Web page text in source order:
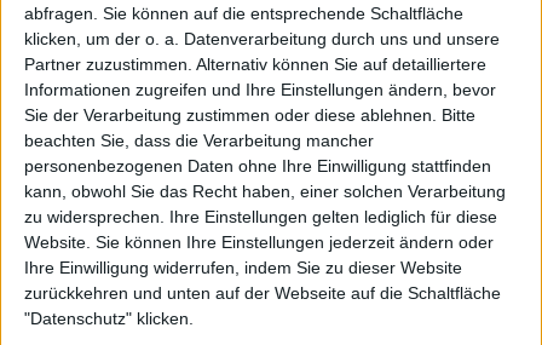
abfragen. Sie können auf die entsprechende Schaltfläche
klicken, um der o. a. Datenverarbeitung durch uns und unsere
Partner zuzustimmen. Alternativ können Sie auf detailliertere
Informationen zugreifen und Ihre Einstellungen ändern, bevor
Sie der Verarbeitung zustimmen oder diese ablehnen.
Bitte
beachten Sie, dass die Verarbeitung mancher
personenbezogenen Daten ohne Ihre Einwilligung stattfinden
kann, obwohl Sie das Recht haben, einer solchen Verarbeitung
zu widersprechen. Ihre Einstellungen gelten lediglich für diese
Website. Sie können Ihre Einstellungen jederzeit ändern oder
Ihre Einwilligung widerrufen, indem Sie zu dieser Website
zurückkehren und unten auf der Webseite auf die Schaltfläche
"Datenschutz" klicken.
Watch on X